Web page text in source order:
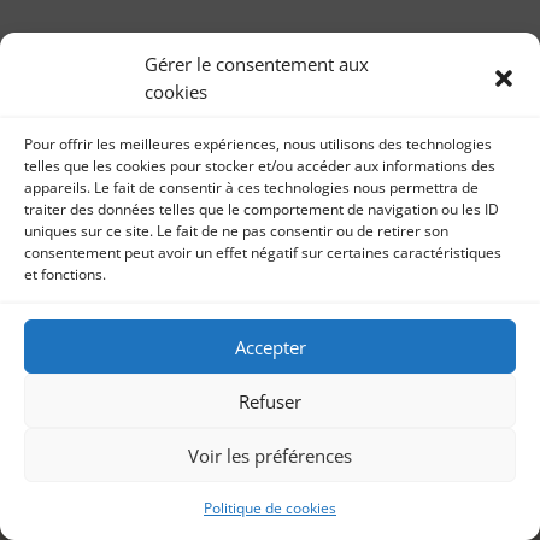
Gérer le consentement aux
cookies
Pour offrir les meilleures expériences, nous utilisons des technologies
telles que les cookies pour stocker et/ou accéder aux informations des
appareils. Le fait de consentir à ces technologies nous permettra de
traiter des données telles que le comportement de navigation ou les ID
uniques sur ce site. Le fait de ne pas consentir ou de retirer son
consentement peut avoir un effet négatif sur certaines caractéristiques
et fonctions.
Accepter
Refuser
Voir les préférences
Politique de cookies